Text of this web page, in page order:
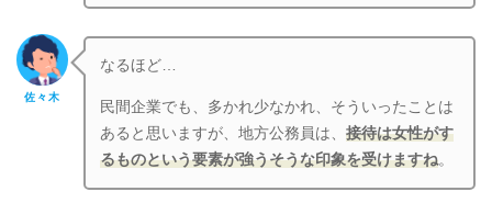
佐々木
なるほど…
民間企業でも、多かれ少なかれ、そういったことは
あると思いますが、地方公務員は、接待は女性がす
るものという要素が強うそうな印象を受けますね。